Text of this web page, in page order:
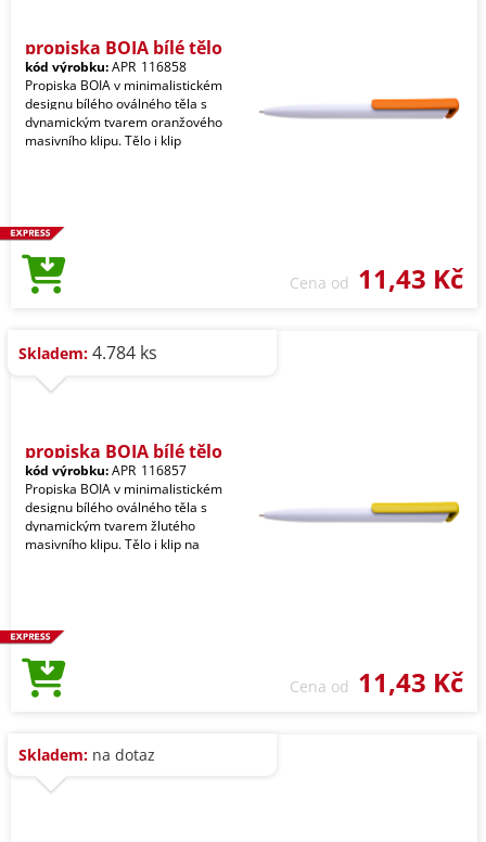
propiska BOIA bílé tělo
kód výrobku:APR_116858
Propiska BOIA v minimalistickém
designu bílého oválného těla s
dynamickým tvarem oranžového
masivního klipu. Tělo i klip
Cena od 11,43 Kč
Skladem: 4.784 ks
propiska BOIA bílé tělo
kód výrobku:APR_116857
Propiska BOIA v minimalistickém
designu bílého oválného těla s
dynamickým tvarem žlutého
masivního klipu. Tělo i klip na
Cena od 11,43 Kč
Skladem: na dotaz